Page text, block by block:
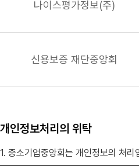
나이스평가정보(주)
신용보증 재단중앙회
개인정보처리의 위탁
1. 중소기업중앙회는 개인정보의 처